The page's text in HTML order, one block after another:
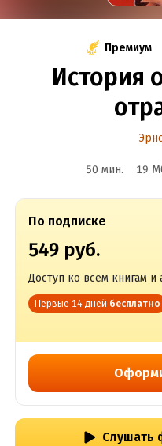
Премиум
История
50 мин. 19
По подписке
549 руб.
Доступ ко всем книгам и
Первые 14 дней бесплатно
Слушать